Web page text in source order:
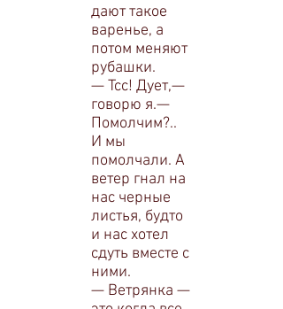
дают такое
варенье, а
потом меняют
рубашки.
— Тсс! Дует,—
говорю я.—
Помолчим?..
И мы
помолчали. А
ветер гнал на
нас черные
листья, будто
и нас хотел
сдуть вместе с
ними.
— Ветрянка —